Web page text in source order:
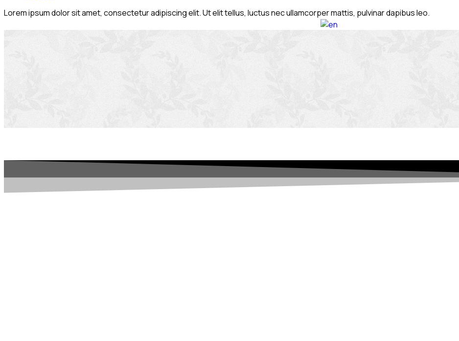
Lorem ipsum dolor sit amet, consectetur adipiscing elit. Ut elit tellus, luctus nec ullamcorper mattis, pulvinar dapibus leo.